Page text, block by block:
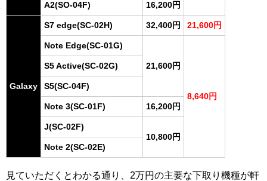
A2(SO-04F) 16,200円
Galaxy
S7 edge(SC-02H) 32,400円 21,600円
Note Edge(SC-01G)
21,600円
8,640円
S5 Active(SC-02G)
S5(SC-04F)
Note 3(SC-01F) 16,200円
J(SC-02F)
10,800円
Note 2(SC-02E)
見ていただくとわかる通り、2万円の主要な下取り機種が軒